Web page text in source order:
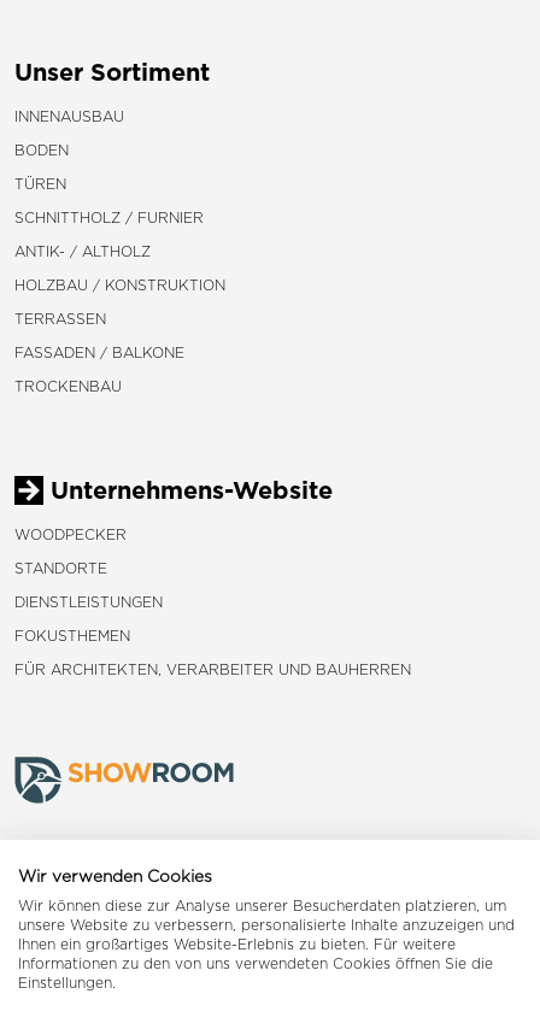
Unser Sortiment
INNENAUSBAU
BODEN
TÜREN
SCHNITTHOLZ / FURNIER
ANTIK- / ALTHOLZ
HOLZBAU / KONSTRUKTION
TERRASSEN
FASSADEN / BALKONE
TROCKENBAU
Unternehmens-Website
WOODPECKER
STANDORTE
DIENSTLEISTUNGEN
FOKUSTHEMEN
FÜR ARCHITEKTEN, VERARBEITER UND BAUHERREN
Landquart
Reiden
Wir verwenden Cookies
Wir können diese zur Analyse unserer Besucherdaten platzieren, um
unsere Website zu verbessern, personalisierte Inhalte anzuzeigen und
Ihnen ein großartiges Website-Erlebnis zu bieten. Für weitere
Informationen zu den von uns verwendeten Cookies öffnen Sie die
Einstellungen.